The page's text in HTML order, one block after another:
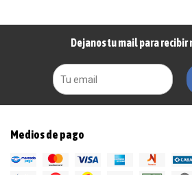
Dejanos tu mail para recibir
Medios de pago